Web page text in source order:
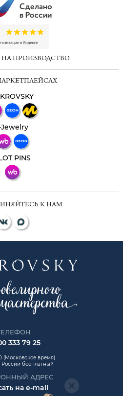
ПРОИЗВОДСТВО
Jewelry
PINS
К НАМ
333 79 25
(Московское время)
России бесплатный
АДРЕС
на e-mail